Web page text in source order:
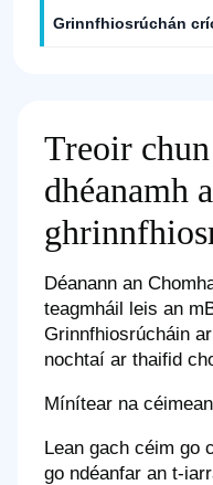
Grinnfhiosrúchán
Treoir
dhéanamh
Déanann an
teagmháil leis an
Grinnfhiosrúcháin
nochtaí ar thaifid
Mínítear na
Lean gach céim go
go ndéanfar an t-